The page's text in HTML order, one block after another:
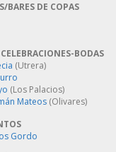
BARES DE COPAS
BODAS
(Utrera)
(Los Palacios)
Mateos (Olivares)
Gordo